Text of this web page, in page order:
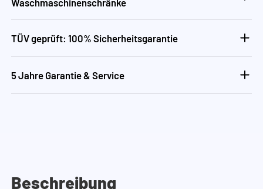
TÜV geprüft: 100% Sicherheitsgarantie
5 Jahre Garantie & Service
Beschreibung